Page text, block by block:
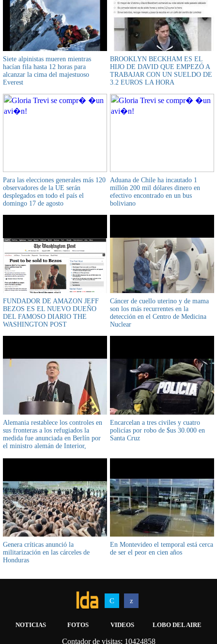
Siete alpinistas mueren mientras
hacían fila hasta 12 horas para
alcanzar la cima del majestuoso
Everest
BROOKLYN BECKHAM ES EL
HIJO DE DAVID QUE EMPEZÓ A
TRABAJAR CON UN SUELDO DE
3.2 EUROS LA HORA
Para las elecciones generales más 120
observadores de la UE serán
desplegados en todo el país el
domingo 17 de agosto
Aduana de Chile ha incautado 1
millón 200 mil dólares dinero en
efectivo encontrado en un bus
boliviano
FUNDADOR DE AMAZON JEFF
BEZOS ES EL NUEVO DUEÑO
DEL FAMOSO DIARIO THE
WASHINGTON POST
Cáncer de cuello uterino y de mama
son los más recurrentes en la
detección en el Centro de Medicina
Nuclear
Alemania restablece los controles en
sus fronteras a los refugiados la
medida fue anunciada en Berlín por
el ministro alemán de Interior,
Encarcelan a tres civiles y cuatro
policías por robo de $us 30.000 en
Santa Cruz
Genera críticas anunció la
militarización en las cárceles de
Honduras
En Montevideo el temporal está cerca
de ser el peor en cien años
NOTICIAS FOTOS VIDEOS LOBO DEL AIRE
Contador de visitas: 10424858